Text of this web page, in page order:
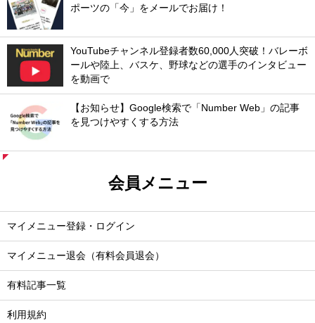
ポーツの「今」をメールでお届け！
YouTubeチャンネル登録者数60,000人突破！バレーボ
ールや陸上、バスケ、野球などの選手のインタビュー
を動画で
【お知らせ】Google検索で「Number Web」の記事
を見つけやすくする方法
会員メニュー
マイメニュー登録・ログイン
マイメニュー退会（有料会員退会）
有料記事一覧
利用規約